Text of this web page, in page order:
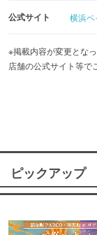
関内本店がブル
めに、発酵温度
酵。2017年
評会で、ブルワ
飲食スペース有、
見学・飲食につ
公式サイト 横浜
※掲載内容が変更とな
店舗の公式サイト等で
ピックアップ